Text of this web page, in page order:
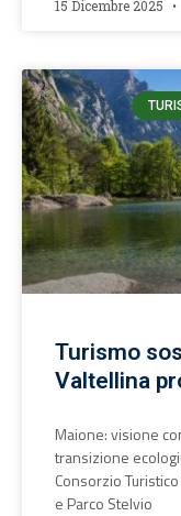
15 Dicembre 2025
Turismo
Valtellina
Maione: visione
transizione
Consorzio
e Parco Stelvio